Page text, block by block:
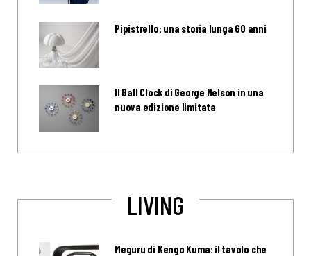
Pipistrello: una storia lunga 60 anni
Il Ball Clock di George Nelson in una
nuova edizione limitata
LIVING
Meguru di Kengo Kuma: il tavolo che